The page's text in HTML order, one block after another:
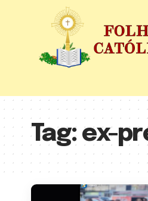
Tag: ex-